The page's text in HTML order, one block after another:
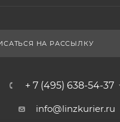
НА РАССЫЛКУ
+ 7 (495) 638-54-37
info@linzkurier.ru